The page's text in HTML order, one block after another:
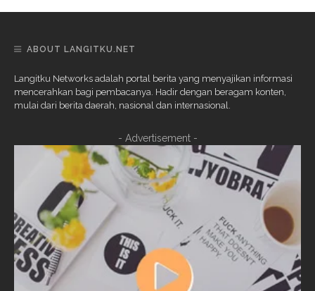
ABOUT LANGITKU.NET
Langitku Networks adalah portal berita yang menyajikan informasi
mencerahkan bagi pembacanya. Hadir dengan beragam konten,
mulai dari berita daerah, nasional dan internasional.
- Advertisement -